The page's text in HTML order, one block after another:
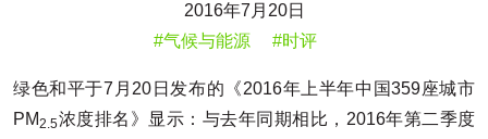
2016年7月20日
#气候与能源
#时评
绿色和平于7月20日发布的《2016年上半年中国359座城市
PM2.5浓度排名》显示：与去年同期相比，2016年第二季度